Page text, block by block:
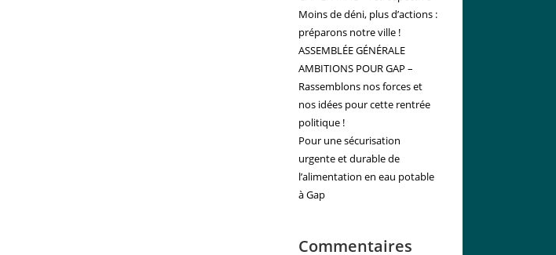
Moins de déni, plus d’actions :
préparons notre ville !
ASSEMBLÉE GÉNÉRALE
AMBITIONS POUR GAP –
Rassemblons nos forces et
nos idées pour cette rentrée
politique !
Pour une sécurisation
urgente et durable de
l’alimentation en eau potable
à Gap
Commentaires